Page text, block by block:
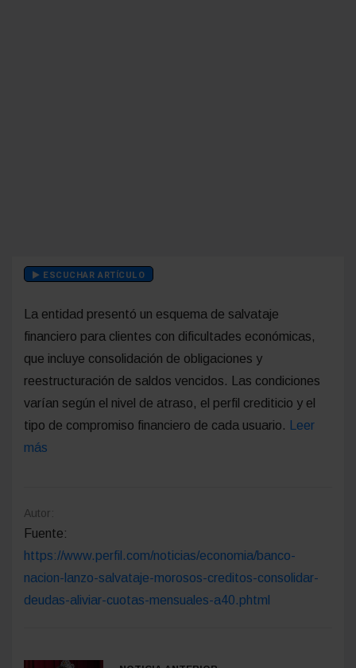
ESCUCHAR ARTÍCULO
La entidad presentó un esquema de salvataje
financiero para clientes con dificultades económicas,
que incluye consolidación de obligaciones y
reestructuración de saldos vencidos. Las condiciones
varían según el nivel de atraso, el perfil crediticio y el
tipo de compromiso financiero de cada usuario.
Leer
más
Autor:
Fuente:
https://www.perfil.com/noticias/economia/banco-
nacion-lanzo-salvataje-morosos-creditos-consolidar-
deudas-aliviar-cuotas-mensuales-a40.phtml